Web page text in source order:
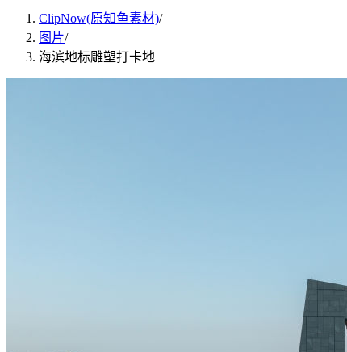
ClipNow(原知鱼素材)/
图片/
海滨地标雕塑打卡地